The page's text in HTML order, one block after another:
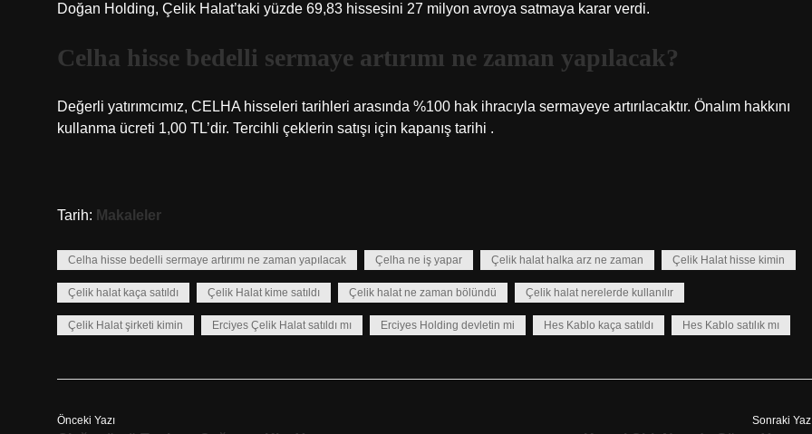
Doğan Holding, Çelik Halat’taki yüzde 69,83 hissesini 27 milyon avroya satmaya karar verdi.
Celha hisse bedelli sermaye artırımı ne zaman yapılacak?
Değerli yatırımcımız, CELHA hisseleri tarihleri ​​arasında %100 hak ihracıyla sermayeye artırılacaktır. Önalım hakkını
kullanma ücreti 1,00 TL’dir. Tercihli çeklerin satışı için kapanış tarihi .
Tarih: Makaleler
Celha hisse bedelli sermaye artırımı ne zaman yapılacak Çelha ne iş yapar Çelik halat halka arz ne zaman Çelik Halat hisse kimin
Çelik halat kaça satıldı Çelik Halat kime satıldı Çelik halat ne zaman bölündü Çelik halat nerelerde kullanılır
Çelik Halat şirketi kimin Erciyes Çelik Halat satıldı mı Erciyes Holding devletin mi Hes Kablo kaça satıldı Hes Kablo satılık mı
Önceki Yazı Sonraki